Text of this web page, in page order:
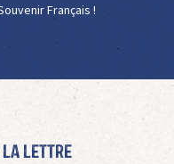
Français !
Lettre